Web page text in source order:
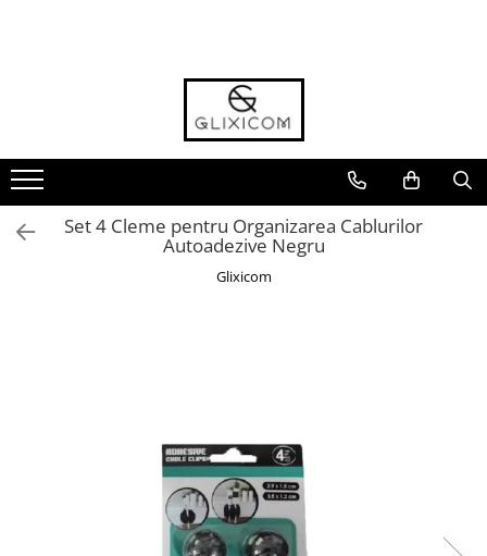
Casa Gradina & Bricolaj
Ustensile Bucatarie
Accesorii & Organizare Bucatarie
Accesorii & Organizare Baie
Accesorii si Protectii Mobilier
Intretinere Textile si Covoare
Set 4 Cleme pentru Organizarea Cablurilor
Autoadezive Negru
Glixicom